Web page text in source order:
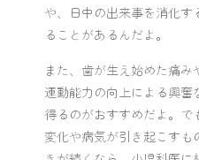
や、日中の出来事を消化
ることがあるんだよ。
また、歯が生え始めた痛み
運動能力の向上による興奮
得るのがおすすめだよ。で
変化や病気が引き起こす